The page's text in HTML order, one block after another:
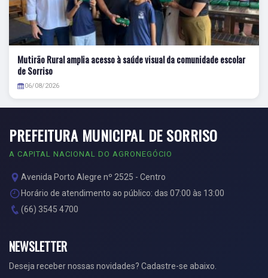
Mutirão Rural amplia acesso à saúde visual da comunidade escolar
de Sorriso
06/08/2026
PREFEITURA MUNICIPAL DE SORRISO
A CAPITAL NACIONAL DO AGRONEGÓCIO
Avenida Porto Alegre nº 2525 - Centro
Horário de atendimento ao público: das 07:00 às 13:00
(66) 3545 4700
NEWSLETTER
Deseja receber nossas novidades? Cadastre-se abaixo.